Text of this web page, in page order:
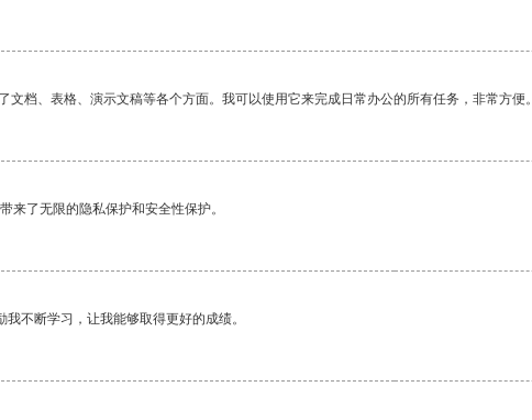
文档、表格、演示文稿等各个方面。我可以使用它来完成日常办公的所有任务，非常方便。
来了无限的隐私保护和安全性保护。
不断学习，让我能够取得更好的成绩。